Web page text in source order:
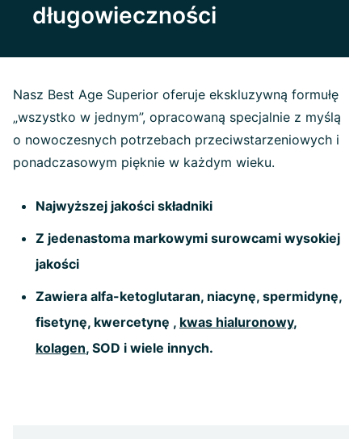
długowieczności
Nasz Best Age Superior oferuje ekskluzywną formułę
„wszystko w jednym”, opracowaną specjalnie z myślą
o nowoczesnych potrzebach przeciwstarzeniowych i
ponadczasowym pięknie w każdym wieku.
Najwyższej jakości składniki
Z jedenastoma markowymi surowcami wysokiej
jakości
Zawiera alfa-ketoglutaran, niacynę, spermidynę,
fisetynę, kwercetynę , kwas hialuronowy,
kolagen, SOD i wiele innych.